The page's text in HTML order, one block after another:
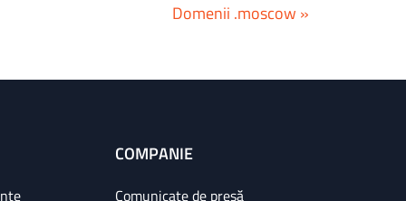
Domenii .moscow »
COMPANIE
Comunicate de presă